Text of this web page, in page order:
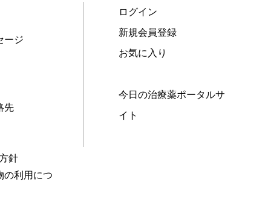
ージ
先
針
の利用につ
ログイン
新規会員登録
お気に入り
今日の治療薬ポータルサ
イト